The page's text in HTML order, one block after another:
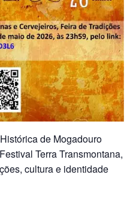
de Mogadouro
Terra Transmontana,
cultura e identidade